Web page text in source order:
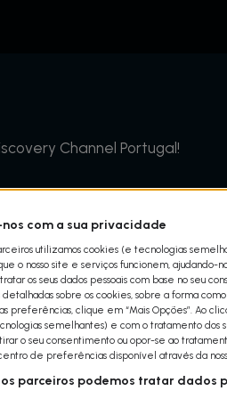
Channel Portugal!
é o canal temático líder
nas áreas da ciência,
com a sua privacidade
utilizamos cookies (e tecnologias
o nosso site e serviços funcionem, ajudando-
os seus dados pessoais com base no seu
sobre os cookies, sobre a forma como
preferências, clique em “Mais Opções”. Ao
semelhantes) e com o tratamento dos
o seu consentimento ou opor-se ao
de preferências disponível através da
parceiros podemos tratar dados